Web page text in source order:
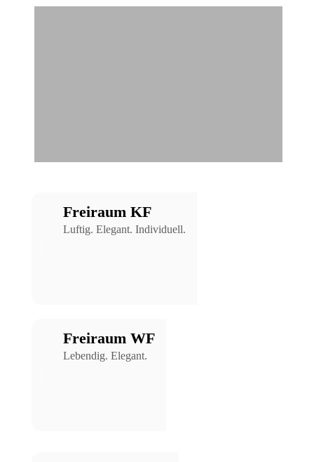
Freiraum KF
Luftig. Elegant. Individuell.
Freiraum WF
Lebendig. Elegant.